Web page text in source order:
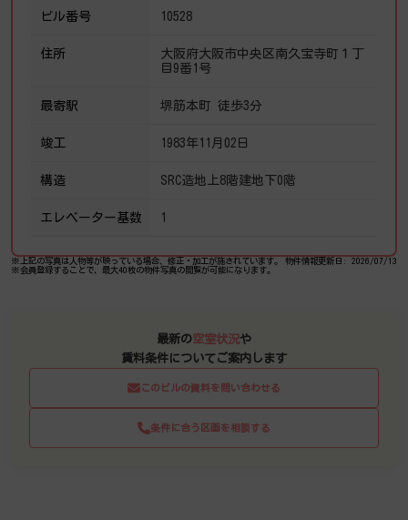
ビル番号 10528
住所
大阪府大阪市中央区南久宝寺町１丁
目9番1号
最寄駅 堺筋本町 徒歩3分
竣工 1983年11月02日
構造 SRC造地上8階建地下0階
エレベーター基数 1
※上記の写真は人物等が映っている場合、修正・加工が施されています。
※会員登録することで、最大40枚の物件写真の閲覧が可能になります。
物件情報更新日: 2026/07/13
最新の空室状況や
賃料条件についてご案内します
このビルの資料を問い合わせる
条件に合う区画を相談する